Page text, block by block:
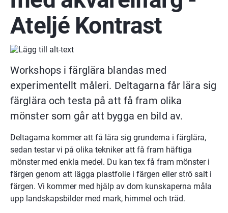
Ateljé Kontrast
Workshops i färglära blandas med
experimentellt måleri. Deltagarna får lära sig
färglära och testa på att få fram olika
mönster som går att bygga en bild av.
Deltagarna kommer att få lära sig grunderna i färglära,
sedan testar vi på olika tekniker att få fram häftiga
mönster med enkla medel. Du kan tex få fram mönster i
färgen genom att lägga plastfolie i färgen eller strö salt i
färgen. Vi kommer med hjälp av dom kunskaperna måla
upp landskapsbilder med mark, himmel och träd.